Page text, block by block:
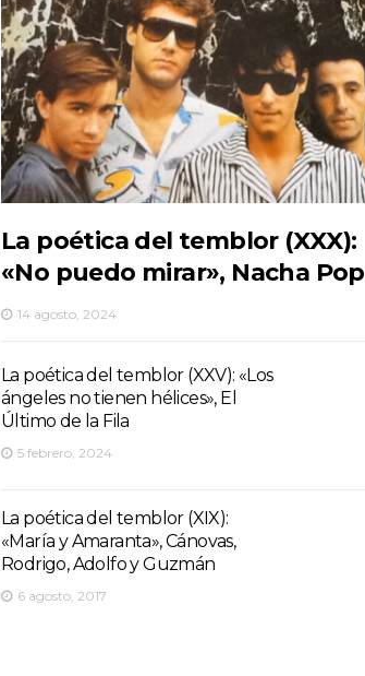
La poética del temblor (XXX):
«No puedo mirar», Nacha Pop
14 agosto, 2024
La poética del temblor (XXV): «Los
ángeles no tienen hélices», El
Último de la Fila
5 febrero, 2024
La poética del temblor (XIX):
«María y Amaranta», Cánovas,
Rodrigo, Adolfo y Guzmán
6 agosto, 2017